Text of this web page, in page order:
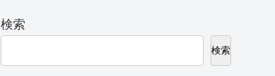
検索
検索